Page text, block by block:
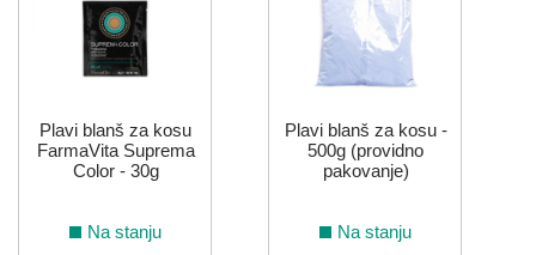
Plavi blanš za kosu
FarmaVita Suprema
Color - 30g
Na stanju
Plavi blanš za kosu -
500g (providno
pakovanje)
Na stanju